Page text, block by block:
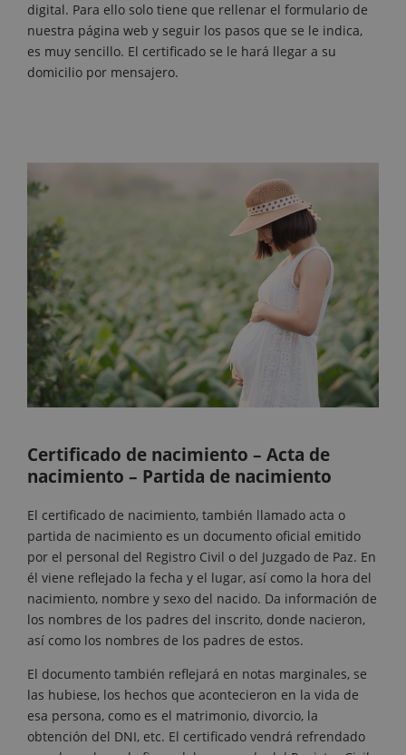
digital. Para ello solo tiene que rellenar el formulario de
nuestra página web y seguir los pasos que se le indica,
es muy sencillo. El certificado se le hará llegar a su
domicilio por mensajero.
Certificado de nacimiento – Acta de
nacimiento – Partida de nacimiento
El certificado de nacimiento, también llamado acta o
partida de nacimiento es un documento oficial emitido
por el personal del Registro Civil o del Juzgado de Paz. En
él viene reflejado la fecha y el lugar, así como la hora del
nacimiento, nombre y sexo del nacido. Da información de
los nombres de los padres del inscrito, donde nacieron,
así como los nombres de los padres de estos.
El documento también reflejará en notas marginales, se
las hubiese, los hechos que acontecieron en la vida de
esa persona, como es el matrimonio, divorcio, la
obtención del DNI, etc. El certificado vendrá refrendado